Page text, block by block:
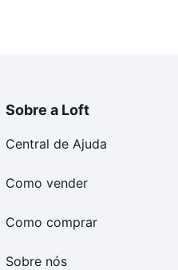
Sobre a Loft
Central de Ajuda
Como vender
Como comprar
Sobre nós